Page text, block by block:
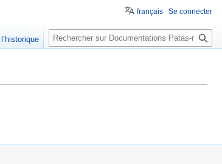
français Se connecter
Rechercher